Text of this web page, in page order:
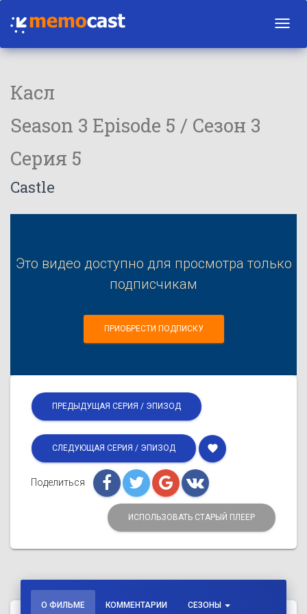
Касл
Season 3 Episode 5 / Сезон 3
Серия 5
Castle
Это видео доступно для просмотра только
подписчикам
ПРИОБРЕСТИ ПОДПИСКУ
ПРЕДЫДУЩАЯ СЕРИЯ / ЭПИЗОД
СЛЕДУЮЩАЯ СЕРИЯ / ЭПИЗОД favorite
Поделиться
ИСПОЛЬЗОВАТЬ СТАРЫЙ ПЛЕЕР
О ФИЛЬМЕ КОММЕНТАРИИ СЕЗОНЫ